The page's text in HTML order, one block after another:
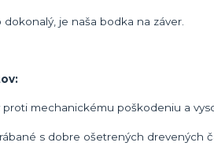
je naša bodka na záver.
mechanickému poškodeniu a
s dobre ošetrených drevených